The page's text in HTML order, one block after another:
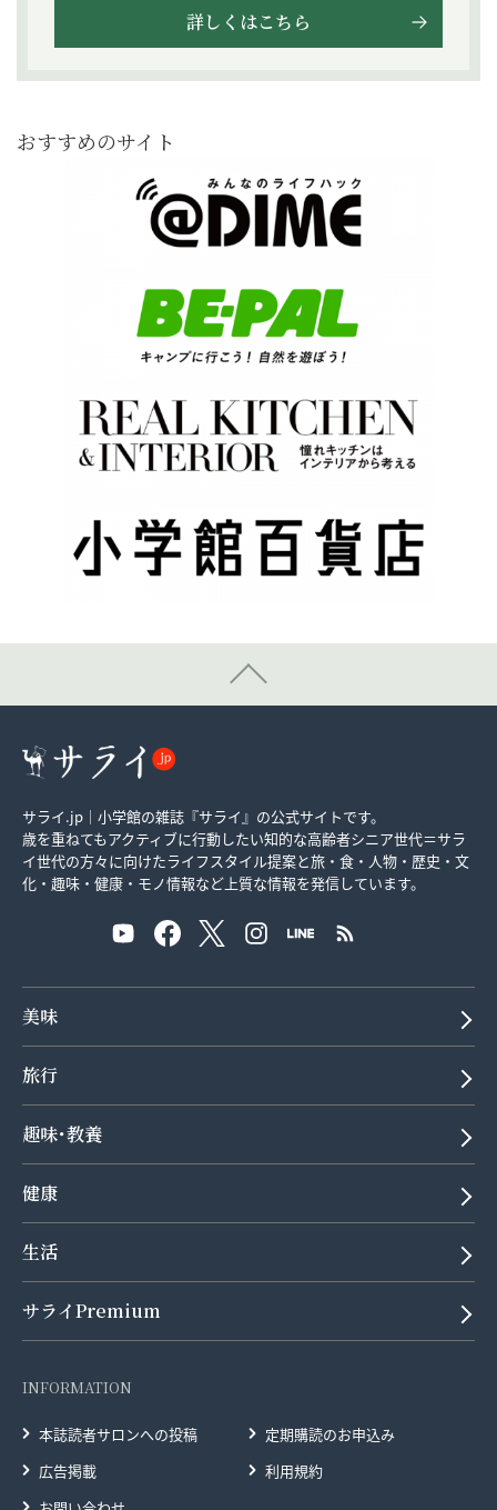
詳しくはこちら
おすすめのサイト
サライ.jp｜小学館の雑誌『サライ』の公式サイトです。
歳を重ねてもアクティブに行動したい知的な高齢者シニア世代＝サラ
イ世代の方々に向けたライフスタイル提案と旅・食・人物・歴史・文
化・趣味・健康・モノ情報など上質な情報を発信しています。
美味
旅行
趣味･教養
健康
生活
サライPremium
INFORMATION
本誌読者サロンへの投稿
定期購読のお申込み
広告掲載
利用規約